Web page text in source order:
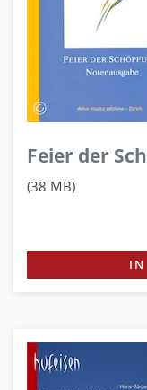
Feier der
(38 MB)
IN